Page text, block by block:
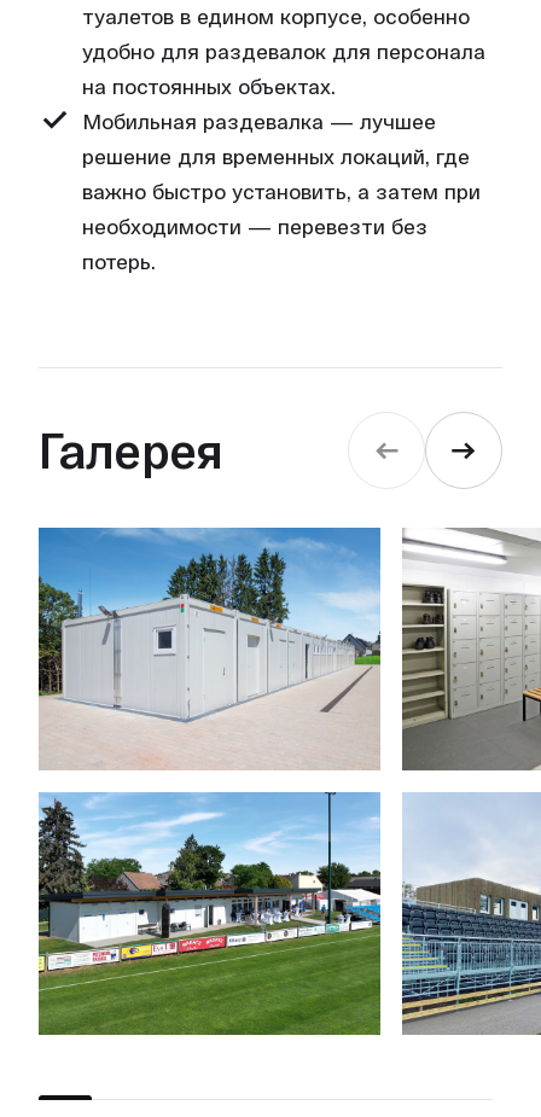
туалетов в едином корпусе, особенно
удобно для раздевалок для персонала
на постоянных объектах.
Мобильная раздевалка — лучшее
решение для временных локаций, где
важно быстро установить, а затем при
необходимости — перевезти без
потерь.
Галерея